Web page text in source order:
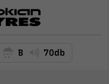
B 70db